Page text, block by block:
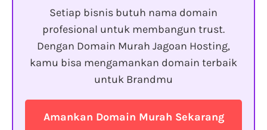
Setiap bisnis butuh nama domain
profesional untuk membangun trust.
Dengan Domain Murah Jagoan Hosting,
kamu bisa mengamankan domain terbaik
untuk Brandmu
Amankan Domain Murah Sekarang